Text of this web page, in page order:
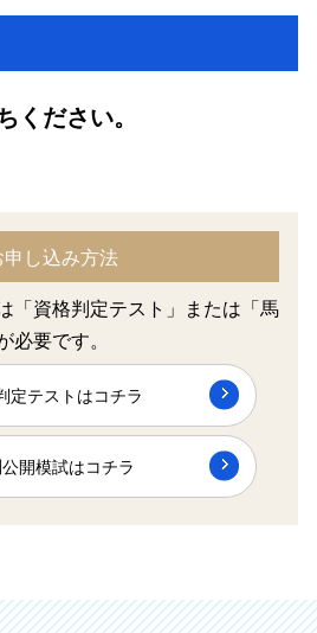
ください。
申し込み方法
「資格判定テスト」または「馬
要です。
定テストはコチラ
開模試はコチラ